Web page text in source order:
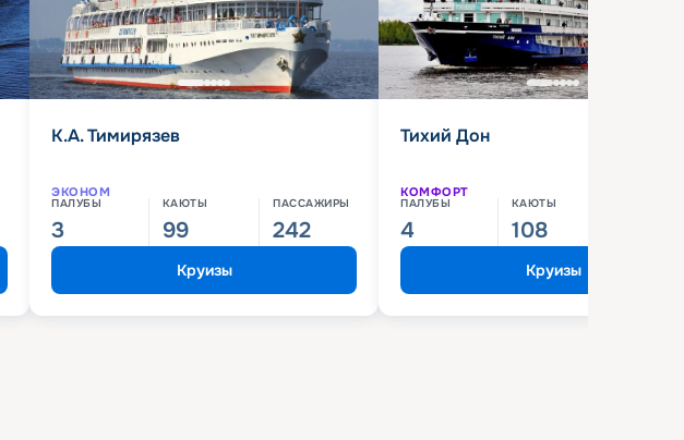
К.А. Тимирязев
ЭКОНОМ
ПАЛУБЫ
3
КАЮТЫ
99
ПАССАЖИРЫ
242
Круизы
Тихий Дон
КОМФОРТ
ПАЛУБЫ
4
КАЮТЫ
108
Круизы